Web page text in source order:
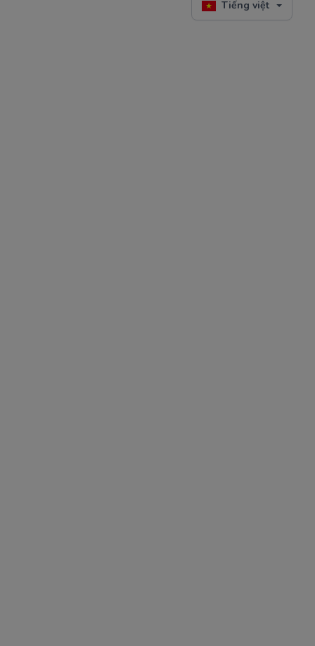
Tiếng việt